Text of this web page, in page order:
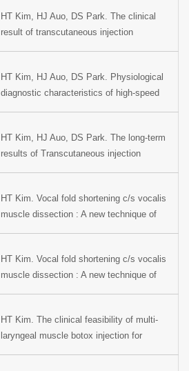
Symposium: Care of the Professional
Voice, 2009, Philadelphia, USA.
HT Kim, HJ Auo, DS Park. The clinical
result of transcutaneous injection
paralysis. Presented at the 81th Korean
Otoalaryngology Congress, 2007, Seoul,
Korea.
HT Kim, HJ Auo, DS Park. Physiological
diagnostic characteristics of high-speed
Otolaryngology Congress, 2006, Seoul,
Korea.
HT Kim, HJ Auo, DS Park. The long-term
results of Transcutaneous injection
Otolaryngology Congress, 2006, Seoul,
Korea.
HT Kim. Vocal fold shortening c/s vocalis
muscle dissection : A new technique of
2005, Seoul, Korea.
HT Kim. Vocal fold shortening c/s vocalis
muscle dissection : A new technique of
2005, Seoul, Korea.
HT Kim. The clinical feasibility of multi-
laryngeal muscle botox injection for